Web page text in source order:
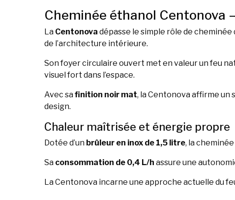
Cheminée éthanol Centonova
La Centonova dépasse le simple rôle de
de l’architecture intérieure.
Son foyer circulaire ouvert met en valeur un feu
visuel fort dans l’espace.
Avec sa finition noir mat, la Centonova affirme
design.
Chaleur maîtrisée et énergie propre
Dotée d’un brûleur en inox de 1,5 litre, la
Sa consommation de 0,4 L/h assure une
La Centonova incarne une approche actuelle du